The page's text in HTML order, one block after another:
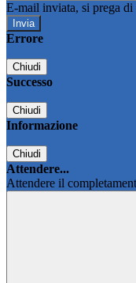
E-mail inviata, si prega di
Errore
Chiudi
Successo
Chiudi
Informazione
Chiudi
Attendere...
Attendere il